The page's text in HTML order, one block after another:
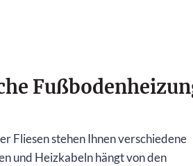
Fliesen stehen Ihnen verschiedene
und Heizkabeln hängt von den